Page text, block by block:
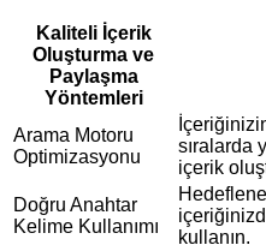
Kaliteli İçerik
Oluşturma ve
Paylaşma
Yöntemleri
Arama Motoru
Optimizasyonu
sıralarda
içerik
Doğru Anahtar
Kelime Kullanımı
kullanın.